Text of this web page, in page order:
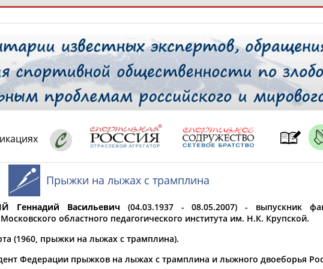
ТАБЛО АКТИВНОСТИ
РЕСУРСНАЯ ПЛОЩАДКА
регион*
выбран
* для действующих спортсменов
рождения
Прыжки на лыжах с трамплина
Геннадий Васильевич(04.03.1937 - 08.05.2007) - выпускник
областного педагогического института им. Н.К. Крупской.
(1960, прыжки на лыжах с трамплина).
Федерации прыжков на лыжах с трамплина и лыжного двоеборья